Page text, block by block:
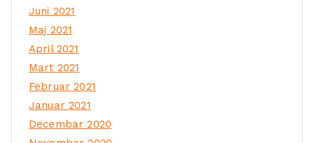
Juni 2021
Maj 2021
April 2021
Mart 2021
Februar 2021
Januar 2021
Decembar 2020